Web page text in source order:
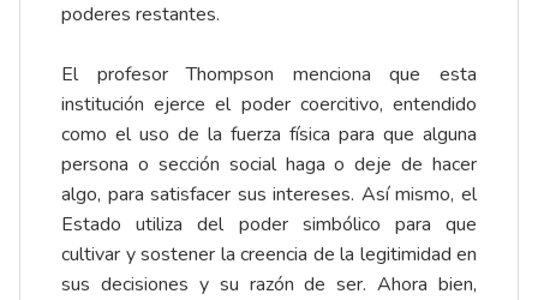
poderes restantes.
El profesor Thompson menciona que esta
institución ejerce el poder coercitivo, entendido
como el uso de la fuerza física para que alguna
persona o sección social haga o deje de hacer
algo, para satisfacer sus intereses. Así mismo, el
Estado utiliza del poder simbólico para que
cultivar y sostener la creencia de la legitimidad en
sus decisiones y su razón de ser. Ahora bien,